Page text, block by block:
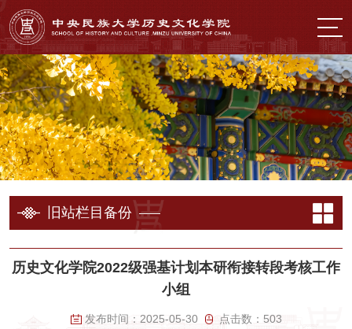
旧站栏目备份
历史文化学院2022级强基计划本研衔接转段考核工作
小组
发布时间： 2025-05-30 点击数： 503